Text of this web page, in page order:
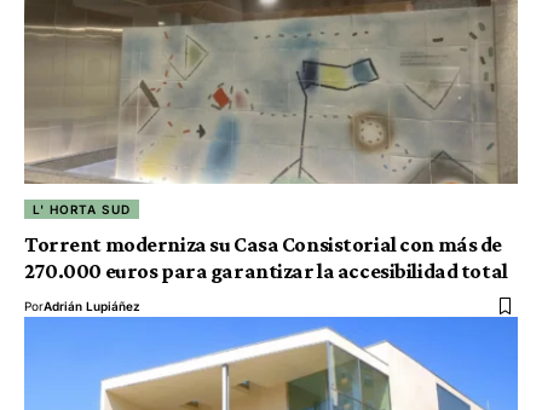
L' HORTA SUD
Torrent moderniza su Casa Consistorial con más de
270.000 euros para garantizar la accesibilidad total
PorAdrián Lupiáñez